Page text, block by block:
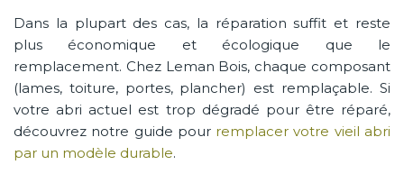
Dans la plupart des cas, la réparation suffit et reste
plus économique et écologique que le
remplacement. Chez Leman Bois, chaque composant
(lames, toiture, portes, plancher) est remplaçable. Si
votre abri actuel est trop dégradé pour être réparé,
découvrez notre guide pour remplacer votre vieil abri
par un modèle durable.